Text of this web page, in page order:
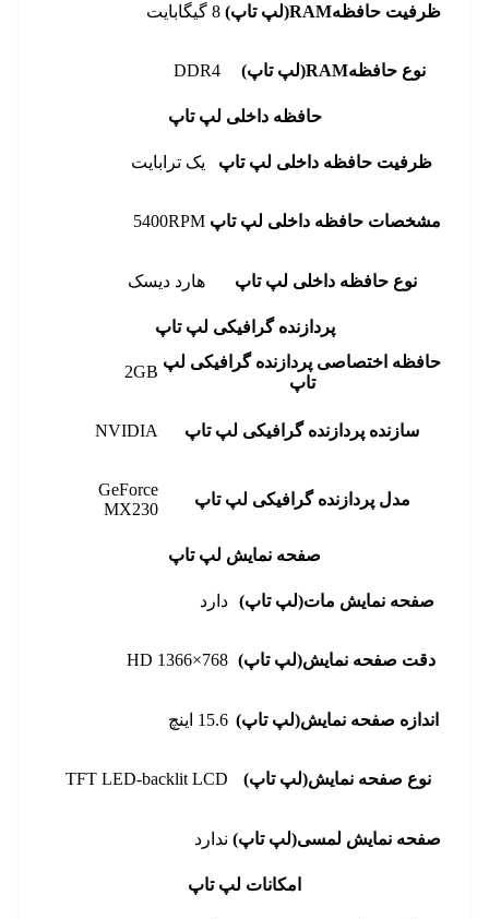
ظرفیت حافظهRAM(لپ تاپ) 8 گیگابایت
نوع حافظهRAM(لپ تاپ) DDR4
حافظه داخلی لپ تاپ
ظرفیت حافظه داخلی لپ تاپ یک ترابایت
مشخصات حافظه داخلی لپ تاپ 5400RPM
نوع حافظه داخلی لپ تاپ هارد دیسک
پردازنده گرافیکی لپ تاپ
حافظه اختصاصی پردازنده گرافیکی لپ
تاپ
2GB
سازنده پردازنده گرافیکی لپ تاپ NVIDIA
مدل پردازنده گرافیکی لپ تاپ
GeForce
MX230
صفحه نمایش لپ تاپ
صفحه نمایش مات(لپ تاپ) دارد
دقت صفحه نمایش(لپ تاپ) HD 1366×768
اندازه صفحه نمایش(لپ تاپ) 15.6 اینچ
نوع صفحه نمایش(لپ تاپ) TFT LED-backlit LCD
صفحه نمایش لمسی(لپ تاپ) ندارد
امکانات لپ تاپ